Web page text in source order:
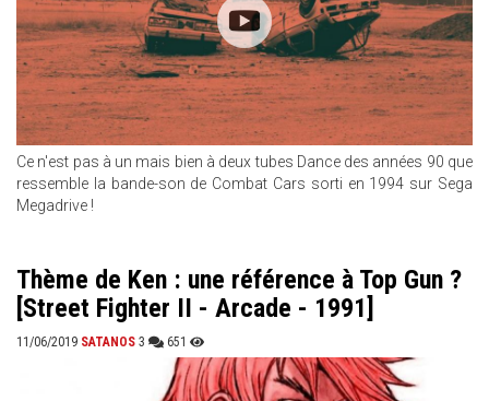
Ce n'est pas à un mais bien à deux tubes Dance des années 90 que
ressemble la bande-son de Combat Cars sorti en 1994 sur Sega
Megadrive !
Thème de Ken : une référence à Top Gun ?
[Street Fighter II - Arcade - 1991]
11/06/2019 SATANOS 3 651